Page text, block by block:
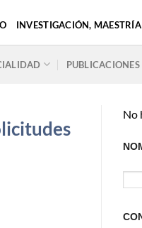
INVESTIGACIÓN,
PUBLICACIONES
No